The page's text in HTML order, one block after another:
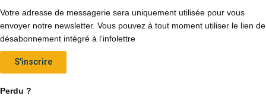
Votre adresse de messagerie sera uniquement utilisée pour vous
envoyer notre newsletter. Vous pouvez à tout moment utiliser le lien de
désabonnement intégré à l’infolettre
S'inscrire
Perdu ?